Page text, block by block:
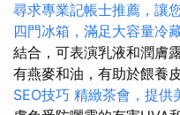
尋求專業記帳士推薦，讓
四門冰箱，滿足大容量冷
結合，可表演乳液和潤膚
有燕麥和油，有助於餵養
SEO技巧 精緻茶會，提供